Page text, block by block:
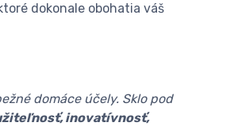
dokonale obohatia váš
domáce účely. Sklo pod
inovatívnosť,